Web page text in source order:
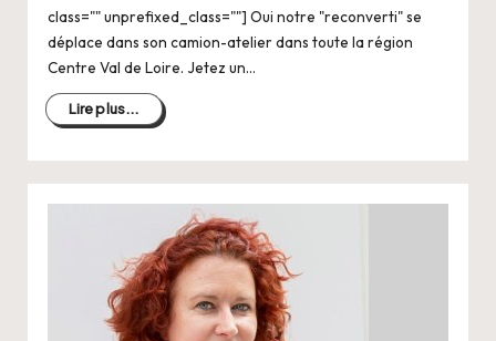
class="" unprefixed_class=""] Oui notre "reconverti" se
déplace dans son camion-atelier dans toute la région
Centre Val de Loire. Jetez un…
Lire plus...